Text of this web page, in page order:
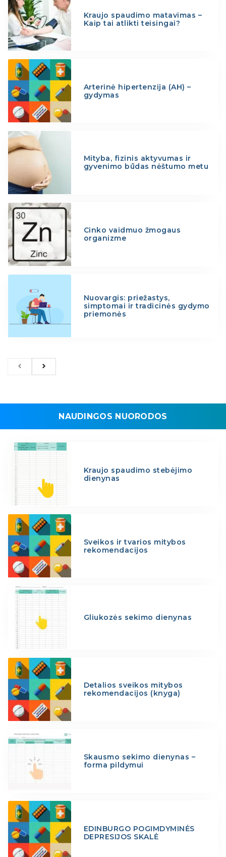
Kraujo spaudimo matavimas –
Kaip tai atlikti teisingai?
Arterinė hipertenzija (AH) –
gydymas
Mityba, fizinis aktyvumas ir
gyvenimo būdas nėštumo metu
Cinko vaidmuo žmogaus
organizme
Nuovargis: priežastys,
simptomai ir tradicinės gydymo
priemonės
NAUDINGOS NUORODOS
Kraujo spaudimo stebėjimo
dienynas
Sveikos ir tvarios mitybos
rekomendacijos
Gliukozės sekimo dienynas
Detalios sveikos mitybos
rekomendacijos (knyga)
Skausmo sekimo dienynas –
forma pildymui
EDINBURGO POGIMDYMINĖS
DEPRESIJOS SKALĖ